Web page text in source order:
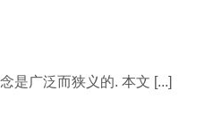
是广泛而狭义的. 本文 [...]